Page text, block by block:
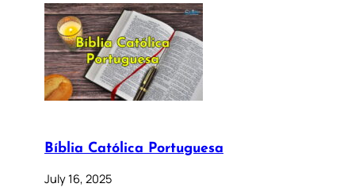
Bíblia Católica Portuguesa
July 16, 2025